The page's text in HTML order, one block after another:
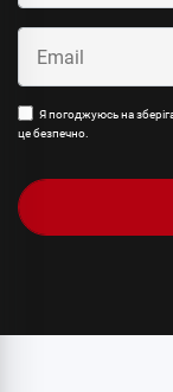
Я погоджуюсь на
це безпечно.